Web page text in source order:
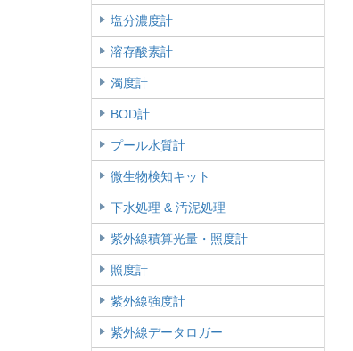
塩分濃度計
溶存酸素計
濁度計
BOD計
プール水質計
微生物検知キット
下水処理 & 汚泥処理
紫外線積算光量・照度計
照度計
紫外線強度計
紫外線データロガー